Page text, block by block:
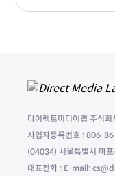
다이렉트미디어랩 주식회
사업자등록번호 : 806-
(04034) 서울특별시 마
대표전화 : E-mail: